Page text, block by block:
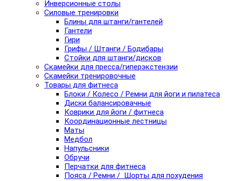
Инверсионные столы
Силовые тренировки
Блины для штанги/гантелей
Гантели
Гири
Грифы / Штанги / Бодибары
Стойки для штанги/дисков
Скамейки для пресса/гиперэкстензии
Скамейки тренировочные
Товары для фитнеса
Блоки / Колесо / Ремни для йоги и пилатеса
Диски балансировачные
Коврики для йоги / фитнеса
Координационные лестницы
Маты
Медбол
Напульсники
Обручи
Перчатки для фитнеса
Пояса / Ремни / Шорты для похудения